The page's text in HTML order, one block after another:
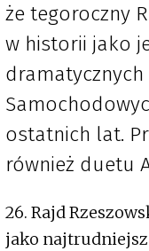
że tegoroczny
w historii jako
ostatnich lat.
również duetu
26. Rajd
jako